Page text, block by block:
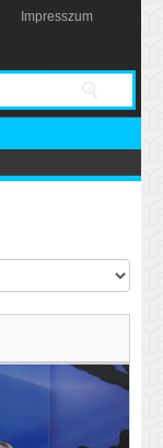
Impresszum